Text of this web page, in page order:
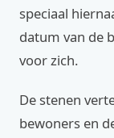
speciaal
datum van de
voor zich.
De stenen
bewoners en